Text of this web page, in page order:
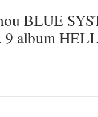
BLUE
9 album